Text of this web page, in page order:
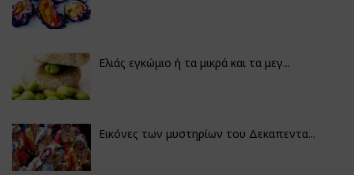
Ελιάς εγκώμιο ή τα μικρά και τα μεγ...
Εικόνες των μυστηρίων του Δεκαπεντα...